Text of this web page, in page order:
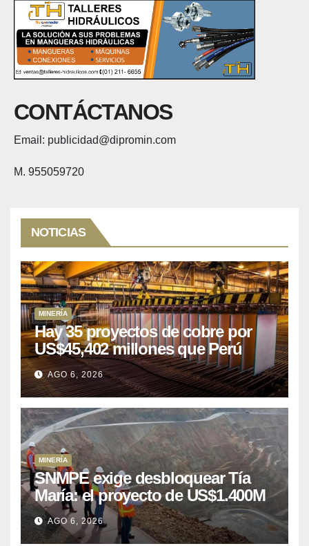
CONTÁCTANOS
Email: publicidad@dipromin.com
M. 955059720
NOTICIAS
MINERÍA
Hay 35 proyectos de cobre por
US$45,402 millones que Perú
puede aprovechar
AGO 6, 2026
MINERÍA
SNMPE exige desbloquear Tía
María: el proyecto de US$1.400M
que Perú lleva 15 años
posponiendo
AGO 6, 2026